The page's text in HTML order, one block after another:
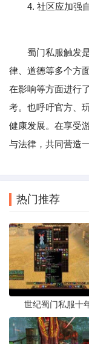
4. 社区应加强自
蜀门私服触发是
律、道德等多个方
在影响等方面进行
考。也呼吁官方、
健康发展。在享受
与法律，共同营造
热门推荐
世纪蜀门私服十